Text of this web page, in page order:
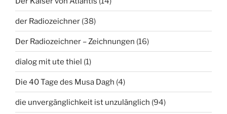
der Radiozeichner (38)
Der Radiozeichner – Zeichnungen (16)
dialog mit ute thiel (1)
Die 40 Tage des Musa Dagh (4)
die unvergänglichkeit ist unzulänglich (94)